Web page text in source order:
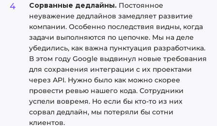
Сорванные дедлайны. Постоянное
неуважение дедлайнов замедляет развитие
компании. Особенно последствия видны, когда
задачи выполняются по цепочке. Мы на деле
убедились, как важна пунктуация разработчика.
В этом году Google выдвинул новые требования
для сохранения интеграции с их проектами
через API. Нужно было как можно скорее
провести ревью нашего кода. Сотрудники
успели вовремя. Но если бы кто-то из них
сорвал дедлайн, мы потеряли бы сотни
клиентов.